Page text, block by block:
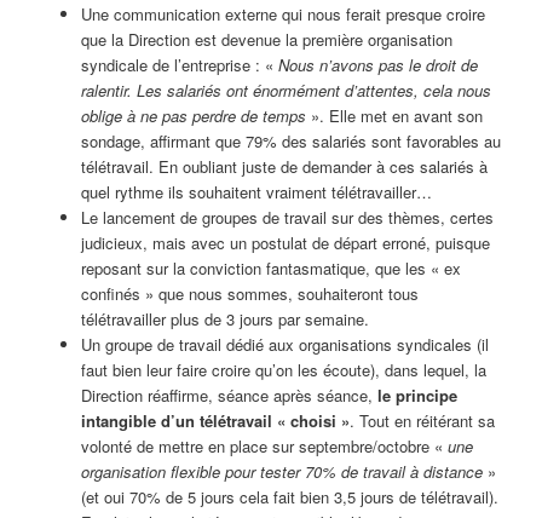
Une communication externe qui nous ferait presque croire
que la Direction est devenue la première organisation
syndicale de l’entreprise : « Nous n’avons pas le droit de
ralentir. Les salariés ont énormément d’attentes, cela nous
oblige à ne pas perdre de temps ». Elle met en avant son
sondage, affirmant que 79% des salariés sont favorables au
télétravail. En oubliant juste de demander à ces salariés à
quel rythme ils souhaitent vraiment télétravailler…
Le lancement de groupes de travail sur des thèmes, certes
judicieux, mais avec un postulat de départ erroné, puisque
reposant sur la conviction fantasmatique, que les « ex
confinés » que nous sommes, souhaiteront tous
télétravailler plus de 3 jours par semaine.
Un groupe de travail dédié aux organisations syndicales (il
faut bien leur faire croire qu’on les écoute), dans lequel, la
Direction réaffirme, séance après séance, le principe
intangible d’un télétravail « choisi ». Tout en réitérant sa
volonté de mettre en place sur septembre/octobre « une
organisation flexible pour tester 70% de travail à distance »
(et oui 70% de 5 jours cela fait bien 3,5 jours de télétravail).